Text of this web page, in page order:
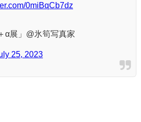
0miBqCb7dz
α展」@氷筍写真家
25, 2023